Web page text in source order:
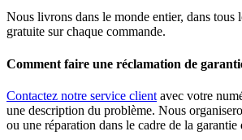
Nous livrons dans le monde entier, dans tous
gratuite sur chaque commande.
Comment faire une réclamation de
Contactez notre service client avec votre
une description du problème. Nous
ou une réparation dans le cadre de la garantie